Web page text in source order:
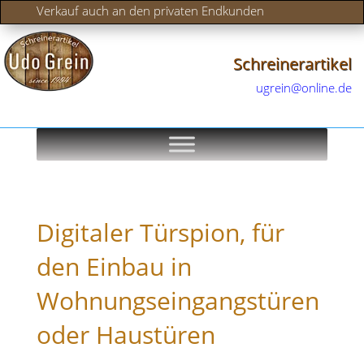
Verkauf auch an den privaten Endkunden
Schreinerartikel
ugrein@online.de
Digitaler Türspion, für
den Einbau in
Wohnungseingangstüren
oder Haustüren